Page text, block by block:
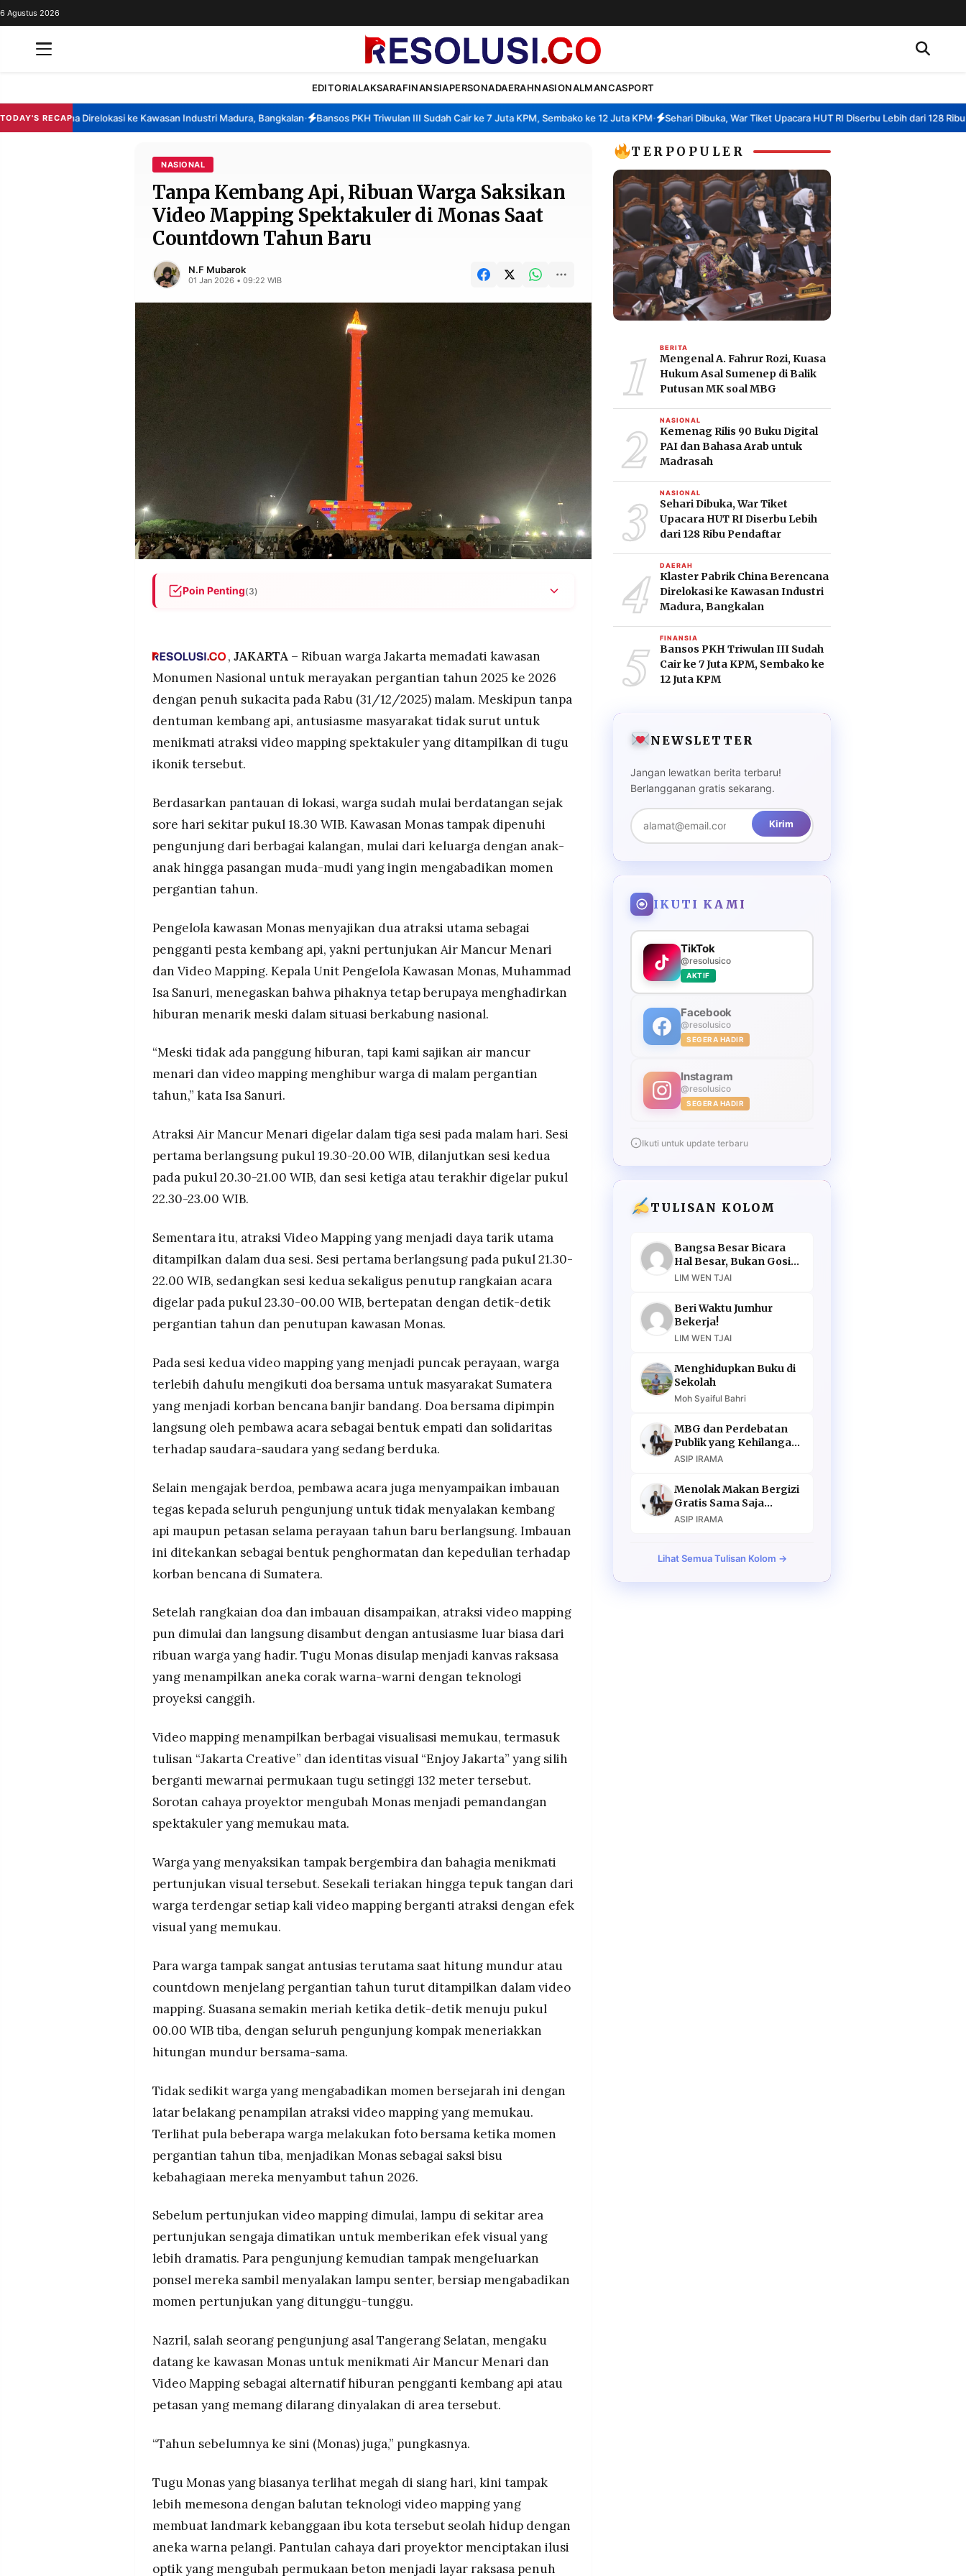
REDAKSI
BERITA
WARGA
6 Agustus 2026
EDITORIALAKSARAFINANSIAPERSONADAERAHNASIONALMANCASPORT
TODAY'S RECAP
Berencana Direlokasi ke Kawasan Industri Madura, Bangkalan• Bansos PKH Triwulan III Sudah Cair ke 7 Juta KPM, Sembako ke 12 Juta KPM• Sehari Dibuka, War Tiket Upacara HUT RI Diserbu Lebih dari 128 Ribu
NASIONAL
Tanpa Kembang Api, Ribuan Warga Saksikan
Video Mapping Spektakuler di Monas Saat
Countdown Tahun Baru
N.F Mubarok
01 Jan 2026 • 09:22 WIB
Poin Penting(3)
countdown, didahului doa bersama untuk korban bencana dan imbauan tidak
bakar petasan, warga antusias sambil foto-foto.
Monas beroperasi hingga 00.00 WIB, pengelola sajikan hiburan visual
spektakuler dengan proyeksi "Jakarta Creative" dan "Enjoy Jakarta" di tugu,
aparat gabungan perketat pengamanan antisipasi lonjakan massa.
, JAKARTA– Ribuan warga Jakarta memadati kawasan
Monumen Nasional untuk merayakan pergantian tahun 2025 ke 2026
dengan penuh sukacita pada Rabu (31/12/2025) malam. Meskipun tanpa
dentuman kembang api, antusiasme masyarakat tidak surut untuk
menikmati atraksi video mapping spektakuler yang ditampilkan di tugu
ikonik tersebut.
Berdasarkan pantauan di lokasi, warga sudah mulai berdatangan sejak
sore hari sekitar pukul 18.30 WIB. Kawasan Monas tampak dipenuhi
pengunjung dari berbagai kalangan, mulai dari keluarga dengan anak-
anak hingga pasangan muda-mudi yang ingin mengabadikan momen
pergantian tahun.
Pengelola kawasan Monas menyajikan dua atraksi utama sebagai
pengganti pesta kembang api, yakni pertunjukan Air Mancur Menari
dan Video Mapping. Kepala Unit Pengelola Kawasan Monas, Muhammad
Isa Sanuri, menegaskan bahwa pihaknya tetap berupaya menghadirkan
hiburan menarik meski dalam situasi berkabung nasional.
“Meski tidak ada panggung hiburan, tapi kami sajikan air mancur
menari dan video mapping menghibur warga di malam pergantian
tahun,” kata Isa Sanuri.
Atraksi Air Mancur Menari digelar dalam tiga sesi pada malam hari. Sesi
pertama berlangsung pukul 19.30-20.00 WIB, dilanjutkan sesi kedua
pada pukul 20.30-21.00 WIB, dan sesi ketiga atau terakhir digelar pukul
22.30-23.00 WIB.
Sementara itu, atraksi Video Mapping yang menjadi daya tarik utama
ditampilkan dalam dua sesi. Sesi pertama berlangsung pada pukul 21.30-
22.00 WIB, sedangkan sesi kedua sekaligus penutup rangkaian acara
digelar pada pukul 23.30-00.00 WIB, bertepatan dengan detik-detik
pergantian tahun dan penutupan kawasan Monas.
Pada sesi kedua video mapping yang menjadi puncak perayaan, warga
terlebih dahulu mengikuti doa bersama untuk masyarakat Sumatera
yang menjadi korban bencana banjir bandang. Doa bersama dipimpin
langsung oleh pembawa acara sebagai bentuk empati dan solidaritas
terhadap saudara-saudara yang sedang berduka.
Selain mengajak berdoa, pembawa acara juga menyampaikan imbauan
tegas kepada seluruh pengunjung untuk tidak menyalakan kembang
api maupun petasan selama perayaan tahun baru berlangsung. Imbauan
ini ditekankan sebagai bentuk penghormatan dan kepedulian terhadap
korban bencana di Sumatera.
Setelah rangkaian doa dan imbauan disampaikan, atraksi video mapping
pun dimulai dan langsung disambut dengan antusiasme luar biasa dari
ribuan warga yang hadir. Tugu Monas disulap menjadi kanvas raksasa
yang menampilkan aneka corak warna-warni dengan teknologi
proyeksi canggih.
Video mapping menampilkan berbagai visualisasi memukau, termasuk
tulisan “Jakarta Creative” dan identitas visual “Enjoy Jakarta” yang silih
berganti mewarnai permukaan tugu setinggi 132 meter tersebut.
Sorotan cahaya proyektor mengubah Monas menjadi pemandangan
spektakuler yang memukau mata.
Warga yang menyaksikan tampak bergembira dan bahagia menikmati
pertunjukan visual tersebut. Sesekali teriakan hingga tepuk tangan dari
warga terdengar setiap kali video mapping berganti atraksi dengan efek
visual yang memukau.
Para warga tampak sangat antusias terutama saat hitung mundur atau
countdown menjelang pergantian tahun turut ditampilkan dalam video
mapping. Suasana semakin meriah ketika detik-detik menuju pukul
00.00 WIB tiba, dengan seluruh pengunjung kompak meneriakkan
hitungan mundur bersama-sama.
Tidak sedikit warga yang mengabadikan momen bersejarah ini dengan
latar belakang penampilan atraksi video mapping yang memukau.
Terlihat pula beberapa warga melakukan foto bersama ketika momen
pergantian tahun tiba, menjadikan Monas sebagai saksi bisu
kebahagiaan mereka menyambut tahun 2026.
Sebelum pertunjukan video mapping dimulai, lampu di sekitar area
pertunjukan sengaja dimatikan untuk memberikan efek visual yang
lebih dramatis. Para pengunjung kemudian tampak mengeluarkan
ponsel mereka sambil menyalakan lampu senter, bersiap mengabadikan
momen pertunjukan yang ditunggu-tunggu.
Nazril, salah seorang pengunjung asal Tangerang Selatan, mengaku
datang ke kawasan Monas untuk menikmati Air Mancur Menari dan
Video Mapping sebagai alternatif hiburan pengganti kembang api atau
petasan yang memang dilarang dinyalakan di area tersebut.
“Tahun sebelumnya ke sini (Monas) juga,” pungkasnya.
Tugu Monas yang biasanya terlihat megah di siang hari, kini tampak
lebih memesona dengan balutan teknologi video mapping yang
membuat landmark kebanggaan ibu kota tersebut seolah hidup dengan
aneka warna pelangi. Pantulan cahaya dari proyektor menciptakan ilusi
optik yang mengubah permukaan beton menjadi layar raksasa penuh
TERPOPULER
1 BERITA
Mengenal A. Fahrur Rozi, Kuasa
Hukum Asal Sumenep di Balik
Putusan MK soal MBG
2 NASIONAL
Kemenag Rilis 90 Buku Digital
PAI dan Bahasa Arab untuk
Madrasah
3 NASIONAL
Sehari Dibuka, War Tiket
Upacara HUT RI Diserbu Lebih
dari 128 Ribu Pendaftar
4 DAERAH
Klaster Pabrik China Berencana
Direlokasi ke Kawasan Industri
Madura, Bangkalan
5 FINANSIA
Bansos PKH Triwulan III Sudah
Cair ke 7 Juta KPM, Sembako ke
12 Juta KPM
NEWSLETTER
Jangan lewatkan berita terbaru!
Berlangganan gratis sekarang.
Kirim
IKUTI KAMI
TikTok
@resolusico
AKTIF
Facebook
@resolusico
SEGERA HADIR
Instagram
@resolusico
SEGERA HADIR
Ikuti untuk update terbaru
TULISAN KOLOM
Bangsa Besar Bicara
Hal Besar, Bukan Gosip
Murahan
LIM WEN TJAI
Beri Waktu Jumhur
Bekerja!
LIM WEN TJAI
Menghidupkan Buku di
Sekolah
Moh Syaiful Bahri
MBG dan Perdebatan
Publik yang Kehilangan
Argumen
ASIP IRAMA
Menolak Makan Bergizi
Gratis Sama Saja
Menolak Masa Depan
ASIP IRAMA
Lihat Semua Tulisan Kolom →